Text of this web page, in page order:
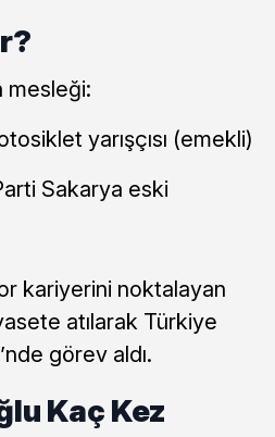
mesleği:
yarışçısı (emekli)
Sakarya eski
kariyerini noktalayan
atılarak Türkiye
görev aldı.
Kaç Kez